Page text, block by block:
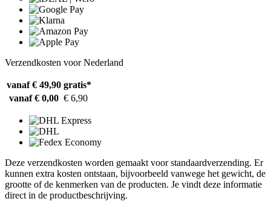
Verzendkosten voor Nederland
vanaf € 49,90 gratis*
vanaf € 0,00 € 6,90
Deze verzendkosten worden gemaakt voor standaardverzending. Er
kunnen extra kosten ontstaan, bijvoorbeeld vanwege het gewicht, de
grootte of de kenmerken van de producten. Je vindt deze informatie
direct in de productbeschrijving.